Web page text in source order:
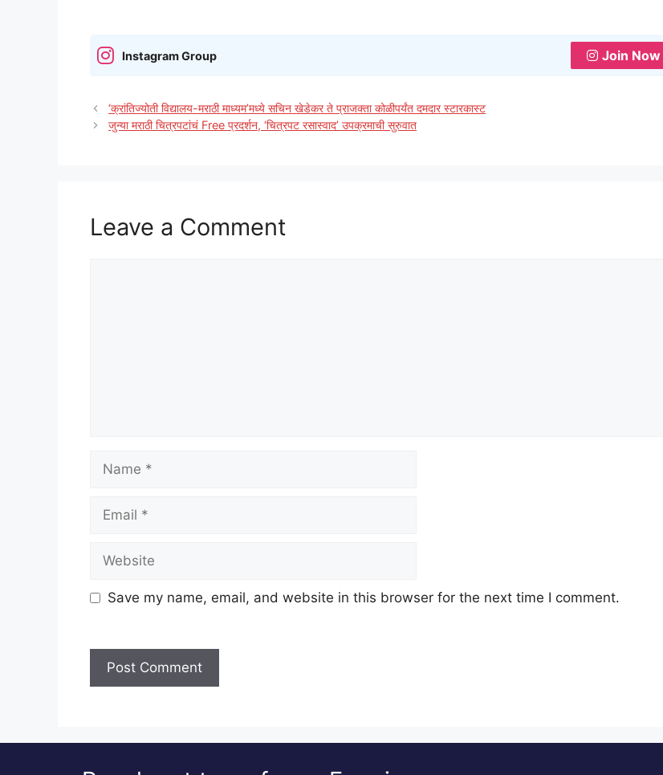
Instagram Group Join Now
‘क्रांतिज्योती विद्यालय-मराठी माध्यम’मध्ये सचिन खेडेकर ते प्राजक्ता कोळीपर्यंत दमदार स्टारकास्ट
जुन्या मराठी चित्रपटांचं Free प्रदर्शन, ‘चित्रपट रसास्वाद’ उपक्रमाची सुरुवात
Leave a Comment
Name
Email
Website
Save my name, email, and website in this browser for the next time I comment.